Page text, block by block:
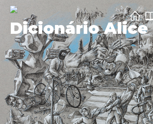
Dicionário Alice